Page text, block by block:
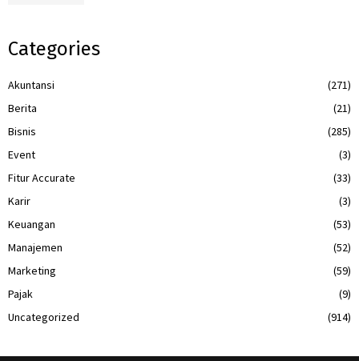
Categories
Akuntansi
(271)
Berita
(21)
Bisnis
(285)
Event
(3)
Fitur Accurate
(33)
Karir
(3)
Keuangan
(53)
Manajemen
(52)
Marketing
(59)
Pajak
(9)
Uncategorized
(914)